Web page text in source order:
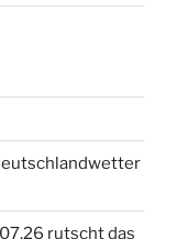
rutscht das